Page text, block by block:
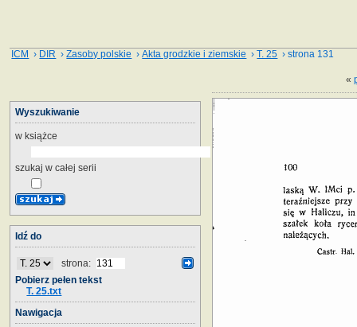
ICM › DIR ›Zasoby polskie ›Akta grodzkie i ziemskie ›T. 25 › strona 131
«
Wyszukiwanie
w książce
szukaj w całej serii
Idź do
strona:
Pobierz pełen tekst
T. 25.txt
Nawigacja